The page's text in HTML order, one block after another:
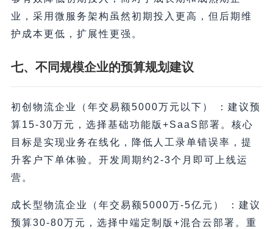
业，采用微服务架构虽然初期投入更高，但后期维
护成本更低，扩展性更强。
七、不同规模企业的预算规划建议
初创物流企业（年交易额5000万元以下） ：建议预
算15-30万元，选择基础功能版+SaaS部署。核心
目标是实现业务在线化，降低人工录单错误率，提
升客户下单体验。开发周期约2-3个月即可上线运
营。
成长型物流企业（年交易额5000万-5亿元） ：建议
预算30-80万元，选择中端定制版+混合云部署。重